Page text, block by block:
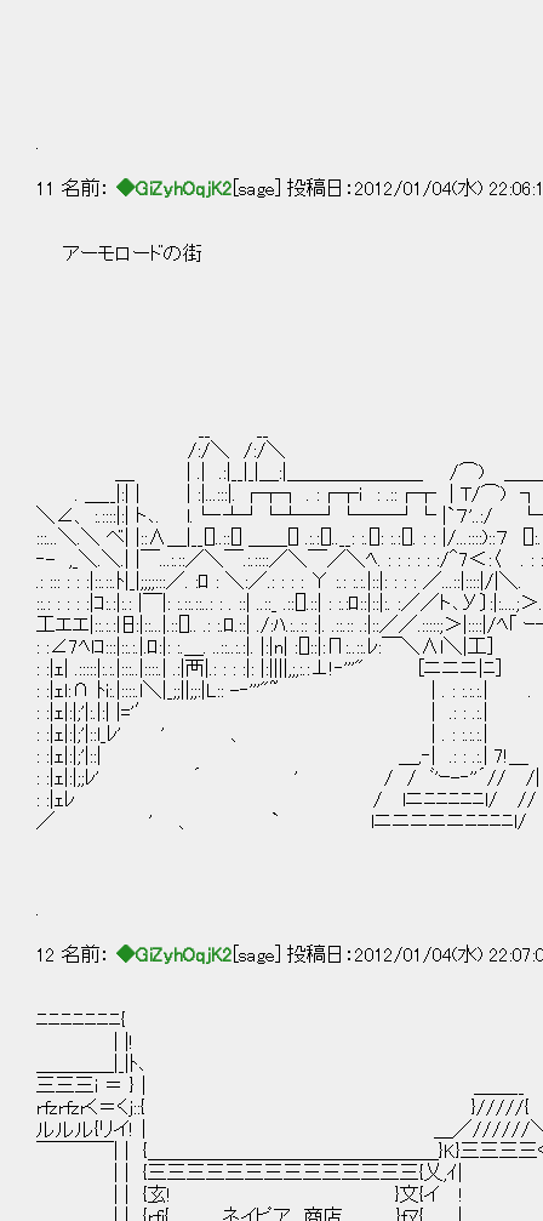
11 名前： ◆GiZyhOqjK2 [sage] 投稿日：2012/01/04(水)
アーモロードの
/:/＼ /:/＼ | |.: :.:
＿ | .| .:|__|_|＿:|＿＿＿＿＿＿＿ /⌒) ＿＿＿_
. ＿__|:| | | :|...:::|. ┌┬┐ . :┌┬ｉ : .::┌┬ | T/⌒) ┐ .
＼∠、 :.::::|:| ト､. l.└‐┴┘└┴─┘└──┘└ |`７'..:/
:::...＼.＼ ベ| |::∧＿|__[]..::[] ＿＿[] .:.:[]..__: :.[]: :.:[]. : : |/...::::)::７
‐- ,_＼.＼.| |￣...:.::／＼￣.:.::::／＼￣／＼ﾍ. : : : : : :/＾7＜:〈 .
.: ::: : : :|::.::.ﾄ|_|;;;;:::／. :ﾛ : ＼:／.: : : : Υ :.: :.:.|::|: : : : ／...::|::::|/|
::.: : : : :|ｺ:.:|:.: |￣|: :.::.::..: : . ::| ..::_ .::[].::| : :.:ﾛ::|::|:. :／／ト､У〕
工エエ|::.:.:旧:|::...|.::[].. .: :.ﾛ.::| ./:ﾊ.:..:: :|. .::.:: .:|::／／.:::::;＞|::::|/
: :∠7ﾍlｺ:::|::.:.|.ﾛ:|: :.＿. ..::..:.:|. |:|n| :[]::|:П:..::.ﾚ:￣＼∧l
: :|ｪ| .:::::|:.:.|:::..|::::.| .:|襾|.: : : :|:
: :|ｪl:∩ ﾄi:.|::::.l＼|_;;||;;:|L:: -‐'''"~ | . : :.:.:.| .
: :|ｪ|:|;'|:.|:| |='′
: :|ｪ|:|;'|::l_ﾚ' ' 、 |
: :|ｪ|:|;'|::| ＿,‐| .: :
: :|ｪ|:|;;ﾚ' ´ ' / / ﾞ'ｰ-
: :|ｪﾚ / lニﾆﾆﾆﾆﾆl/ //
／ ' 、 ` lニニニニ
12 名前： ◆GiZyhOqjK2 [sage] 投稿日：2012/01/04(水)
ﾆﾆﾆﾆﾆﾆﾆ{
| |!
＿＿＿＿|_|ﾄ､
三三三i ＝ }｜ ＿＿__
rfzrfzrく＝くj::{ }/////{
ルルル{リイ!｜ ＿／//////
￣￣￣￣| | {＿＿＿＿＿＿＿＿＿＿＿＿＿＿＿}K}三三三三
| | {三三三三三三三三三三三三三三{乂,ｲ|
| | {玄! }文{イ ! |! : :